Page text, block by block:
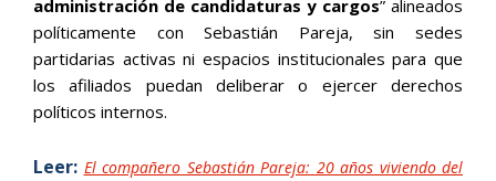
administración de candidaturas y cargos” alineados
políticamente con Sebastián Pareja, sin sedes
partidarias activas ni espacios institucionales para que
los afiliados puedan deliberar o ejercer derechos
políticos internos.
Leer: El compañero Sebastián Pareja: 20 años viviendo del